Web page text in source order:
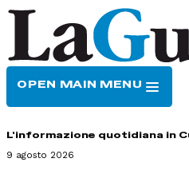
OPEN MAIN MENU
L'informazione quotidiana in
9 agosto 2026